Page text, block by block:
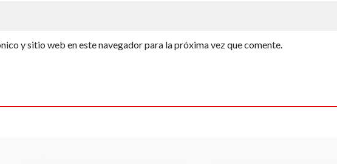
y sitio web en este navegador para la próxima vez que comente.